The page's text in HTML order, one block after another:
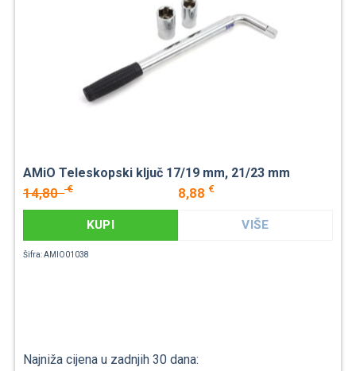
AMiO Teleskopski ključ 17/19 mm, 21/23 mm
14,80€ 8,88 €
KUPI VIŠE
Šifra: AMIO01038
Najniža cijena u zadnjih 30 dana: